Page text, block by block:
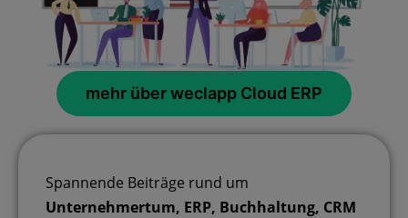
mehr über weclapp Cloud ERP
Spannende Beiträge rund um
Unternehmertum, ERP, Buchhaltung, CRM